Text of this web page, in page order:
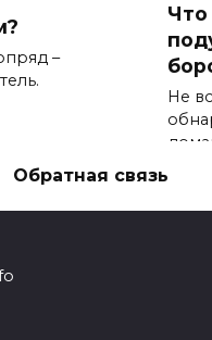
–
Что
Не
Обратная связь